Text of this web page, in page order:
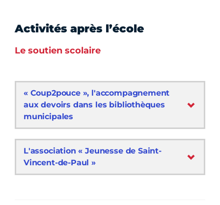
Activités après l’école
Le soutien scolaire
« Coup2pouce », l'accompagnement
aux devoirs dans les bibliothèques
municipales
L'association « Jeunesse de Saint-
Vincent-de-Paul »